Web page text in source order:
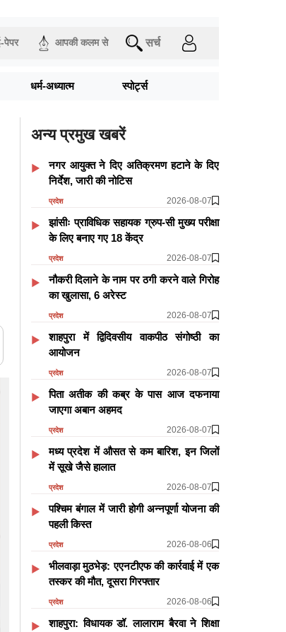
पेपर आपकी कलम से सर्च
धर्म-अध्यात्म स्पोर्ट्स
अन्य प्रमुख खबरें
नगर आयुक्त ने दिए अतिक्रमण हटाने के दिए
निर्देश, जारी की नोटिस
प्रदेश 2026-08-07
झांसीः प्राविधिक सहायक ग्रुप-सी मुख्य परीक्षा
के लिए बनाए गए 18 केंद्र
प्रदेश 2026-08-07
नौकरी दिलाने के नाम पर ठगी करने वाले गिरोह
का खुलासा, 6 अरेस्ट
प्रदेश 2026-08-07
शाहपुरा में द्विदिवसीय वाकपीठ संगोष्ठी का
आयोजन
प्रदेश 2026-08-07
पिता अतीक की कब्र के पास आज दफनाया
जाएगा अबान अहमद
प्रदेश 2026-08-07
मध्य प्रदेश में औसत से कम बारिश, इन जिलों
में सूखे जैसे हालात
प्रदेश 2026-08-07
पश्चिम बंगाल में जारी होगी अन्नपूर्णा योजना की
पहली किस्त
प्रदेश 2026-08-06
भीलवाड़ा मुठभेड़: एएनटीएफ की कार्रवाई में एक
तस्कर की मौत, दूसरा गिरफ्तार
प्रदेश 2026-08-06
शाहपुरा: विधायक डॉ. लालाराम बैरवा ने शिक्षा